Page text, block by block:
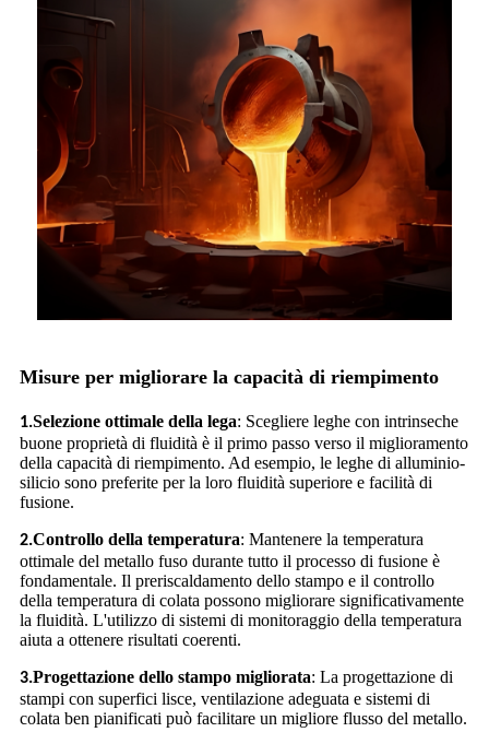
Misure per migliorare la capacità di riempimento
1.Selezione ottimale della lega: Scegliere leghe con intrinseche
buone proprietà di fluidità è il primo passo verso il miglioramento
della capacità di riempimento. Ad esempio, le leghe di alluminio-
silicio sono preferite per la loro fluidità superiore e facilità di
fusione.
2.Controllo della temperatura: Mantenere la temperatura
ottimale del metallo fuso durante tutto il processo di fusione è
fondamentale. Il preriscaldamento dello stampo e il controllo
della temperatura di colata possono migliorare significativamente
la fluidità. L'utilizzo di sistemi di monitoraggio della temperatura
aiuta a ottenere risultati coerenti.
3.Progettazione dello stampo migliorata: La progettazione di
stampi con superfici lisce, ventilazione adeguata e sistemi di
colata ben pianificati può facilitare un migliore flusso del metallo.